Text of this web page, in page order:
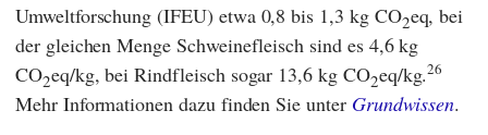
Umweltforschung(IFEU) etwa 0,8 bis 1,3 kg CO2eq, bei
der gleichen Menge Schweinefleisch sind es 4,6 kg
CO2eq/kg, bei Rindfleisch sogar 13,6 kg CO2eq/kg.26
Mehr Informationen dazu finden Sie unter Grundwissen.